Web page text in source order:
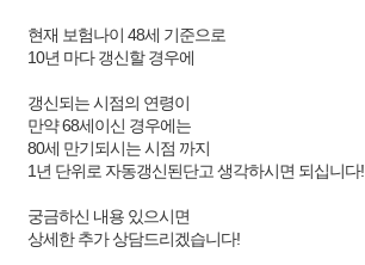
현재 보험나이 48세 기준으로
10년 마다 갱신할 경우에
갱신되는 시점의 연령이
만약 68세이신 경우에는
80세 만기되시는 시점 까지
1년 단위로 자동갱신된단고 생각하시면 되십니다!
궁금하신 내용 있으시면
상세한 추가 상담드리겠습니다!